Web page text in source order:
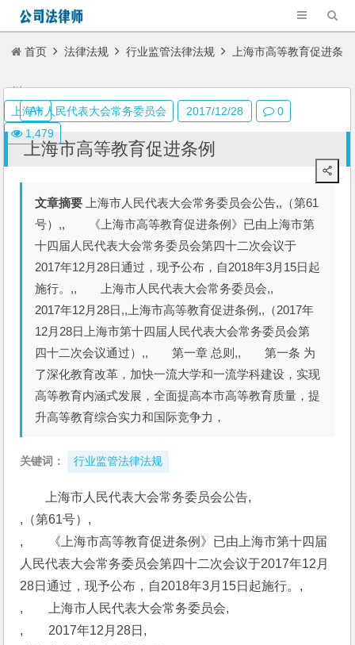
首页 法律法规 行业监管法律法规 上海市高等教育促进条
例
上海市高等教育促进条例
文章摘要 上海市人民代表大会常务委员会公告,,（第61
号）,, 《上海市高等教育促进条例》已由上海市第
十四届人民代表大会常务委员会第四十二次会议于
2017年12月28日通过，现予公布，自2018年3月15日起
施行。,, 上海市人民代表大会常务委员会,,
2017年12月28日,,上海市高等教育促进条例,,（2017年
12月28日上海市第十四届人民代表大会常务委员会第
四十二次会议通过）,, 第一章 总则,, 第一条 为
了深化教育改革，加快一流大学和一流学科建设，实现
高等教育内涵式发展，全面提高本市高等教育质量，提
升高等教育综合实力和国际竞争力，
关键词： 行业监管法律法规
上海市人民代表大会常务委员会公告,
,（第61号）,
,　　《上海市高等教育促进条例》已由上海市第十四届
人民代表大会常务委员会第四十二次会议于2017年12月
28日通过，现予公布，自2018年3月15日起施行。,
,　　上海市人民代表大会常务委员会,
,　　2017年12月28日,
上海市人民代表大会常务委员会 2017/12/28
0
1,479
A+